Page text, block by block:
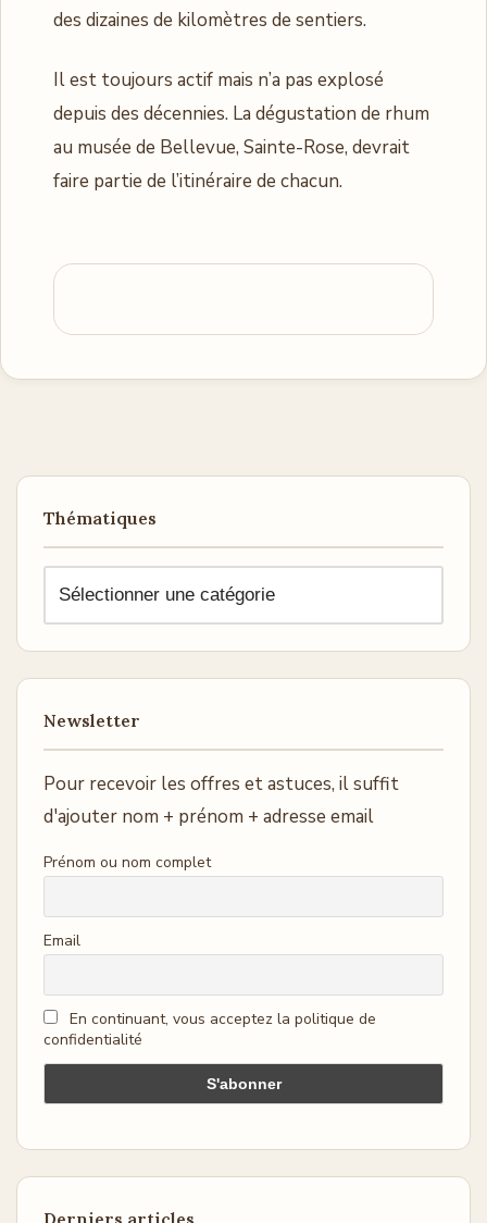
des dizaines de kilomètres de sentiers.
Il est toujours actif mais n’a pas explosé
depuis des décennies. La dégustation de rhum
au musée de Bellevue, Sainte-Rose, devrait
faire partie de l’itinéraire de chacun.
Thématiques
Newsletter
Pour recevoir les offres et astuces, il suffit
d'ajouter nom + prénom + adresse email
Prénom ou nom complet
Email
En continuant, vous acceptez la politique de
confidentialité